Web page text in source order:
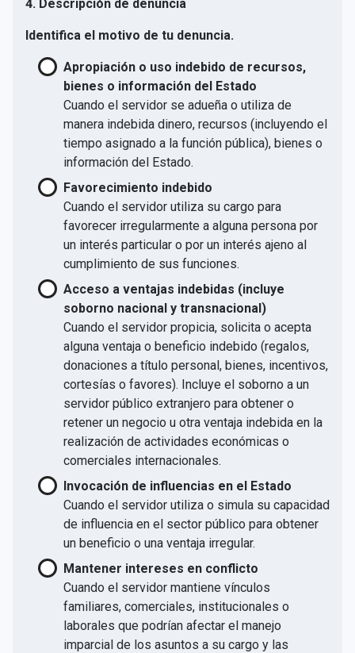
4. Descripción de denuncia
Identifica el motivo de tu denuncia.
Apropiación o uso indebido de recursos,
bienes o información del Estado
Cuando el servidor se adueña o utiliza de
manera indebida dinero, recursos (incluyendo el
tiempo asignado a la función pública), bienes o
información del Estado.
Favorecimiento indebido
Cuando el servidor utiliza su cargo para
favorecer irregularmente a alguna persona por
un interés particular o por un interés ajeno al
cumplimiento de sus funciones.
Acceso a ventajas indebidas (incluye
soborno nacional y transnacional)
Cuando el servidor propicia, solicita o acepta
alguna ventaja o beneficio indebido (regalos,
donaciones a título personal, bienes, incentivos,
cortesías o favores). Incluye el soborno a un
servidor público extranjero para obtener o
retener un negocio u otra ventaja indebida en la
realización de actividades económicas o
comerciales internacionales.
Invocación de influencias en el Estado
Cuando el servidor utiliza o simula su capacidad
de influencia en el sector público para obtener
un beneficio o una ventaja irregular.
Mantener intereses en conflicto
Cuando el servidor mantiene vínculos
familiares, comerciales, institucionales o
laborales que podrían afectar el manejo
imparcial de los asuntos a su cargo y las